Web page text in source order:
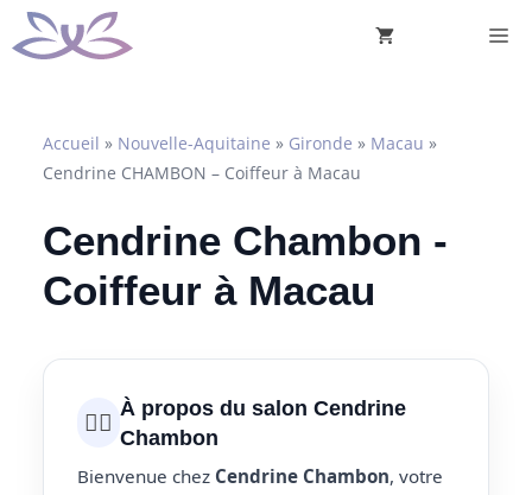
Aller
au
Accueil » Nouvelle-Aquitaine » Gironde » Macau »
Cendrine CHAMBON – Coiffeur à Macau
Cendrine Chambon -
Coiffeur à Macau
💇‍♀️ À propos du salon Cendrine
Chambon
Bienvenue chez Cendrine Chambon, votre